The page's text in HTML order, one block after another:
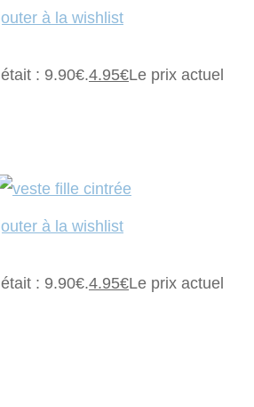
à la wishlist
: 9.90€.4.95€Le prix actuel
à la wishlist
: 9.90€.4.95€Le prix actuel